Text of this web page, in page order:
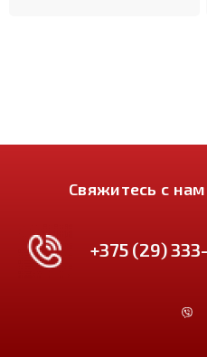
Свяжитесь с
+375 (29)